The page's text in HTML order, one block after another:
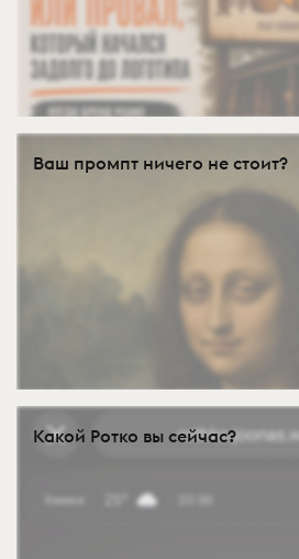
Ваш промпт ничего не стоит?
Какой Ротко вы сейчас?